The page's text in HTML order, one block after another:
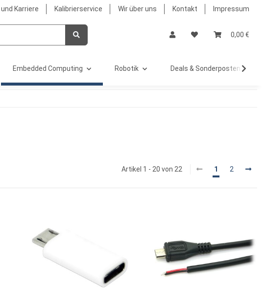
Karriere Kalibrierservice Wir über uns Kontakt Impressum
0,00 €
Embedded Computing Robotik Deals & Sonderposten %
Artikel 1 - 20 von 22 1 2